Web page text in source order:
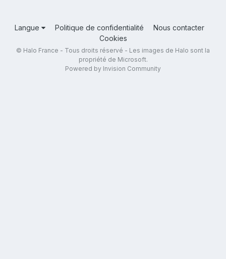
Langue Politique de confidentialité
Nous contacter
Cookies
© Halo France - Tous droits réservé - Les images de Halo sont la
propriété de Microsoft.
Powered by Invision Community